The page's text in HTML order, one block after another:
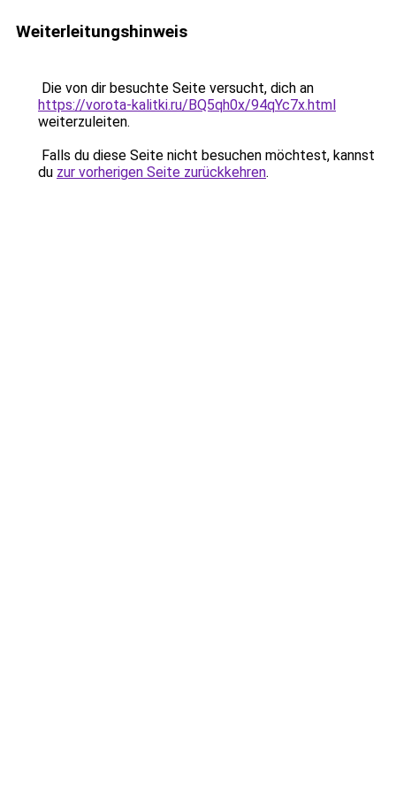
Weiterleitungshinweis
Die von dir besuchte Seite versucht, dich an
https://vorota-kalitki.ru/BQ5qh0x/94qYc7x.html
weiterzuleiten.
Falls du diese Seite nicht besuchen möchtest, kannst
du zur vorherigen Seite zurückkehren.